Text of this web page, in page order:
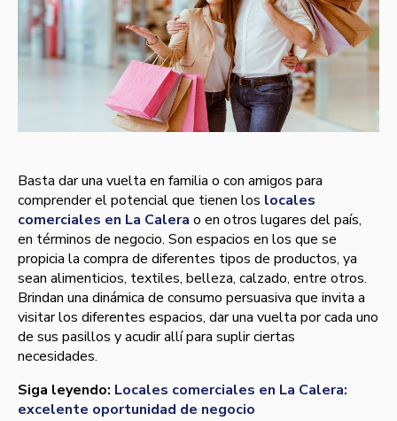
Basta dar una vuelta en familia o con amigos para
comprender el potencial que tienen los locales
comerciales en La Calera o en otros lugares del país,
en términos de negocio. Son espacios en los que se
propicia la compra de diferentes tipos de productos, ya
sean alimenticios, textiles, belleza, calzado, entre otros.
Brindan una dinámica de consumo persuasiva que invita a
visitar los diferentes espacios, dar una vuelta por cada uno
de sus pasillos y acudir allí para suplir ciertas
necesidades.
Siga leyendo: Locales comerciales en La Calera:
excelente oportunidad de negocio